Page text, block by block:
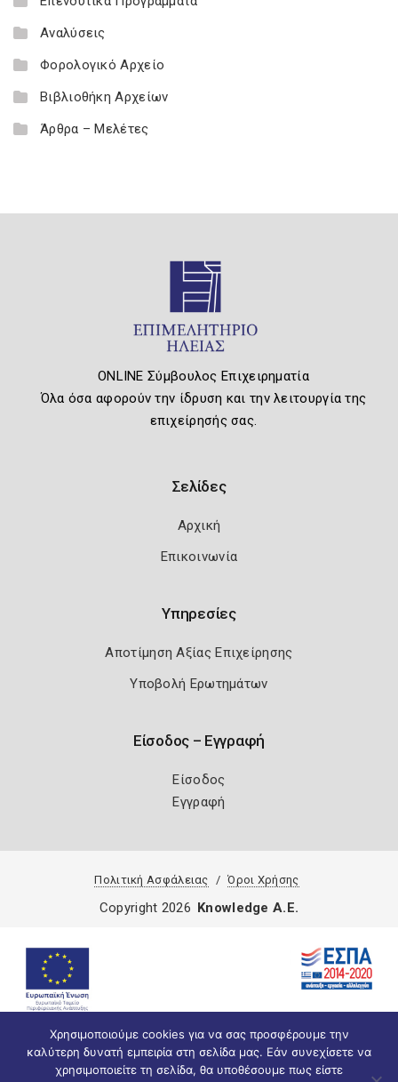
Αναλύσεις
Φορολογικό Αρχείο
Βιβλιοθήκη Αρχείων
Άρθρα – Μελέτες
ONLINE Σύμβουλος Επιχειρηματία
Όλα όσα αφορούν την ίδρυση και την λειτουργία της
επιχείρησής σας.
Σελίδες
Αρχική
Επικοινωνία
Υπηρεσίες
Αποτίμηση Αξίας Επιχείρησης
Υποβολή Ερωτημάτων
Είσοδος – Εγγραφή
Είσοδος
Εγγραφή
Πολιτική Ασφάλειας Όροι Χρήσης
Χρησιμοποιούμε cookies για να σας προσφέρουμε την
καλύτερη δυνατή εμπειρία στη σελίδα μας. Εάν συνεχίσετε να
χρησιμοποιείτε τη σελίδα, θα υποθέσουμε πως είστε
Copyright 2026 Knowledge A.E.